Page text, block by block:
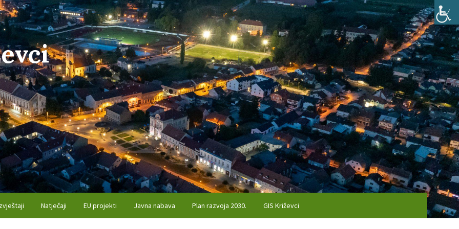
Natječaji EU projekti Javna nabava Plan razvoja 2030. GIS Križevci